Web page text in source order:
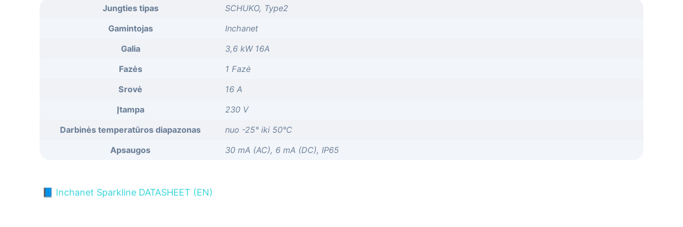
Jungties tipas
SCHUKO, Type2
Gamintojas
Inchanet
Galia
3,6 kW 16A
Fazės
1 Fazė
Srovė
16 A
Įtampa
230 V
Darbinės temperatūros diapazonas
nuo -25° iki 50°C
Apsaugos
30 mA (AC), 6 mA (DC), IP65
Inchanet Sparkline DATASHEET (EN)